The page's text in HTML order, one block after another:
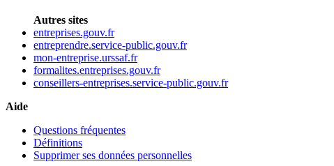
Autres sites
entreprises.gouv.fr
entreprendre.service-public.gouv.fr
mon-entreprise.urssaf.fr
formalites.entreprises.gouv.fr
conseillers-entreprises.service-public.gouv.fr
Aide
Questions fréquentes
Définitions
Supprimer ses données personnelles